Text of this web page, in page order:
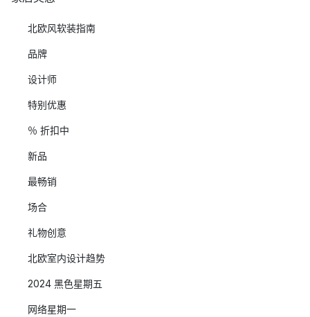
北欧风软装指南
品牌
设计师
特别优惠
％ 折扣中
新品
最畅销
场合
礼物创意
北欧室内设计趋势
2024 黑色星期五
网络星期一